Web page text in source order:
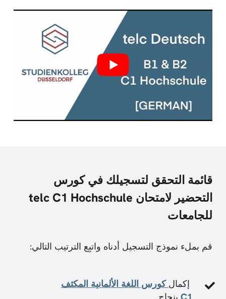
قائمة التحقق لتسجيلك في كورس
التحضير لامتحان telc C1 Hochschule
للجامعات
قم بملء نموذج التسجيل أدناه واتبِع الترتيب التالي:
إكمال كورس اللغة الألمانية المكثف